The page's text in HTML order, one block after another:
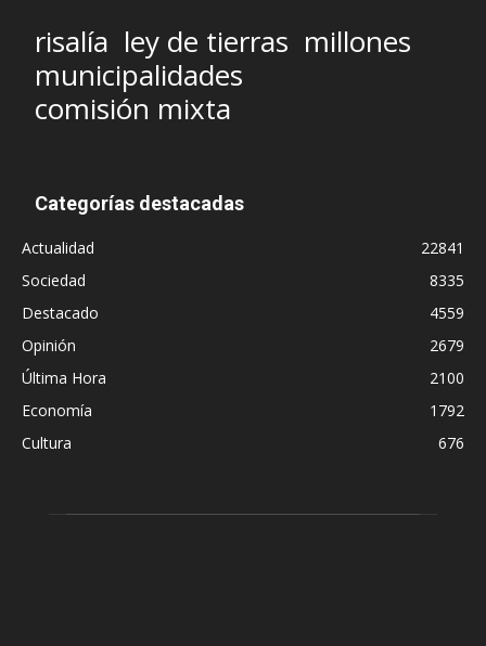
risalía ley de tierras millones
municipalidades
comisión mixta
Categorías destacadas
Actualidad
22841
Sociedad
8335
Destacado
4559
Opinión
2679
Última Hora
2100
Economía
1792
Cultura
676